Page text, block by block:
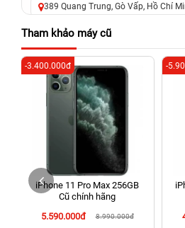
389 Quang Trung, Gò Vấp, Hồ Chí
625 - 625A Âu Cơ, Tân Phú, Hồ Chí
326 Lê Văn Việt, Tăng Nhơn Phú, Hồ
Đức cũ)
256 Võ Văn Ngân, Thủ Đức, Hồ Chí
Đức Cũ)
70 Nguyễn An Ninh, Dĩ An, Hồ Chí
24h Vũng Tàu: 162A Ba Cu, Vũng
Tàu cũ)
198 Hoàng Văn Thụ, Tân Sơn Nhất,
Tham khảo máy cũ
iPhone 11 Pro Max 256GB
Cũ chính hãng
5.590.000đ
8.990.000đ
-3.400.000đ -